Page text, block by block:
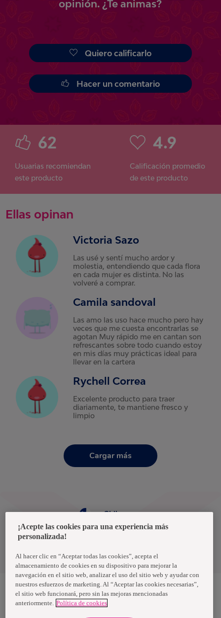
opinión. ¿Te animas?
Quiero calificarlo
Hacer un comentario
62
Usuarias recomiendan
este producto
4.9
Calificación promedio
de este producto
Ellas opinan
Victoria Sazo
Las usé y sentí mucho ardor y
molestia, entendiendo que cada flora
en cada mujer es distinta. No las
volveré a comprar.
Camila sandoval
Las amo las uso hace mucho pero hay
veces que me cuesta encontrarlas se
agotan Muy rápido me en cantan son
refrescantes sobre todo cuando estoy
en mis días muy prácticas ideal para
llevar en la cartera
Rychell Correa
Excelente producto para traer
diariamente, te mantiene fresco y
limpio
Cargar más
Términos y condiciones
Chile
Nosotras, una marca de Essity - una compañía global líder en
¡Acepte las cookies para una experiencia más
personalizada!
Al hacer clic en “Aceptar todas las cookies”, acepta el
almacenamiento de cookies en su dispositivo para mejorar la
navegación en el sitio web, analizar el uso del sitio web y ayudar con
nuestros esfuerzos de marketing. Al “Aceptar las cookies necesarias”,
el sitio web funcionará, pero sin las mejoras mencionadas
anteriormente. Política de cookies